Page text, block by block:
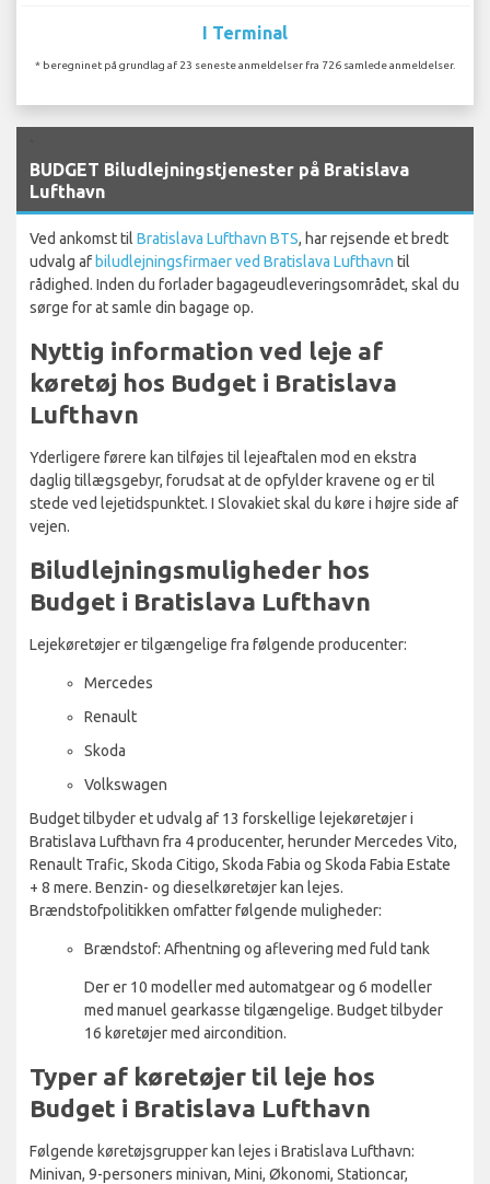
I Terminal
* beregninet på grundlag af 23 seneste anmeldelser fra 726 samlede anmeldelser.
BUDGET Biludlejningstjenester på Bratislava
Lufthavn
Ved ankomst til Bratislava Lufthavn BTS, har rejsende et bredt
udvalg afbiludlejningsfirmaer ved Bratislava Lufthavn til
rådighed. Inden du forlader bagageudleveringsområdet, skal du
sørge for at samle din bagage op.
Nyttig information ved leje af
køretøj hos Budget i Bratislava
Lufthavn
Yderligere førere kan tilføjes til lejeaftalen mod en ekstra
daglig tillægsgebyr, forudsat at de opfylder kravene og er til
stede ved lejetidspunktet. I Slovakiet skal du køre i højre side af
vejen.
Biludlejningsmuligheder hos
Budget i Bratislava Lufthavn
Lejekøretøjer er tilgængelige fra følgende producenter:
Mercedes
Renault
Skoda
Volkswagen
Budget tilbyder et udvalg af 13 forskellige lejekøretøjer i
Bratislava Lufthavn fra 4 producenter, herunder Mercedes Vito,
Renault Trafic, Skoda Citigo, Skoda Fabia og Skoda Fabia Estate
+ 8 mere. Benzin- og dieselkøretøjer kan lejes.
Brændstofpolitikken omfatter følgende muligheder:
Brændstof: Afhentning og aflevering med fuld tank
Der er 10 modeller med automatgear og 6 modeller
med manuel gearkasse tilgængelige. Budget tilbyder
16 køretøjer med aircondition.
Typer af køretøjer til leje hos
Budget i Bratislava Lufthavn
Følgende køretøjsgrupper kan lejes i Bratislava Lufthavn:
Minivan, 9-personers minivan, Mini, Økonomi, Stationcar,